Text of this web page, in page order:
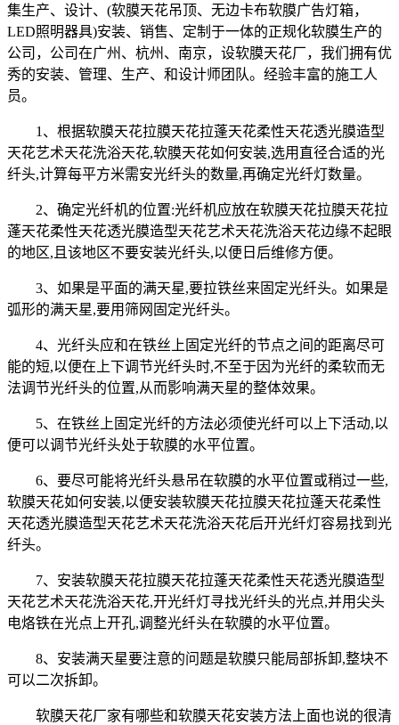
集生产、设计、(软膜天花吊顶、无边卡布软膜广告灯箱，
LED照明器具)安装、销售、定制于一体的正规化软膜生产的
公司，公司在广州、杭州、南京，设软膜天花厂，我们拥有优
秀的安装、管理、生产、和设计师团队。经验丰富的施工人
员。
1、根据软膜天花拉膜天花拉蓬天花柔性天花透光膜造型
天花艺术天花洗浴天花,软膜天花如何安装,选用直径合适的光
纤头,计算每平方米需安光纤头的数量,再确定光纤灯数量。
2、确定光纤机的位置:光纤机应放在软膜天花拉膜天花拉
蓬天花柔性天花透光膜造型天花艺术天花洗浴天花边缘不起眼
的地区,且该地区不要安装光纤头,以便日后维修方便。
3、如果是平面的满天星,要拉铁丝来固定光纤头。如果是
弧形的满天星,要用筛网固定光纤头。
4、光纤头应和在铁丝上固定光纤的节点之间的距离尽可
能的短,以便在上下调节光纤头时,不至于因为光纤的柔软而无
法调节光纤头的位置,从而影响满天星的整体效果。
5、在铁丝上固定光纤的方法必须使光纤可以上下活动,以
便可以调节光纤头处于软膜的水平位置。
6、要尽可能将光纤头悬吊在软膜的水平位置或稍过一些,
软膜天花如何安装,以便安装软膜天花拉膜天花拉蓬天花柔性
天花透光膜造型天花艺术天花洗浴天花后开光纤灯容易找到光
纤头。
7、安装软膜天花拉膜天花拉蓬天花柔性天花透光膜造型
天花艺术天花洗浴天花,开光纤灯寻找光纤头的光点,并用尖头
电烙铁在光点上开孔,调整光纤头在软膜的水平位置。
8、安装满天星要注意的问题是软膜只能局部拆卸,整块不
可以二次拆卸。
软膜天花厂家有哪些和软膜天花安装方法上面也说的很清